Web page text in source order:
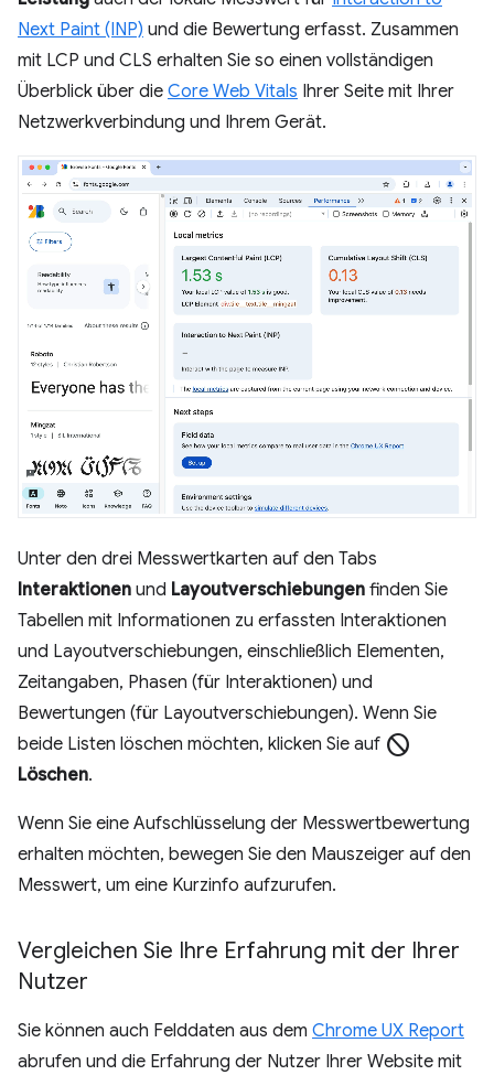
Next Paint (INP) und die Bewertung erfasst. Zusammen
mit LCP und CLS erhalten Sie so einen vollständigen
Überblick über die Core Web Vitals Ihrer Seite mit Ihrer
Netzwerkverbindung und Ihrem Gerät.
Unter den drei Messwertkarten auf den Tabs
Interaktionen und Layoutverschiebungen finden Sie
Tabellen mit Informationen zu erfassten Interaktionen
und Layoutverschiebungen, einschließlich Elementen,
Zeitangaben, Phasen (für Interaktionen) und
Bewertungen (für Layoutverschiebungen). Wenn Sie
beide Listen löschen möchten, klicken Sie auf block
Löschen.
Wenn Sie eine Aufschlüsselung der Messwertbewertung
erhalten möchten, bewegen Sie den Mauszeiger auf den
Messwert, um eine Kurzinfo aufzurufen.
Vergleichen Sie Ihre Erfahrung mit der Ihrer
Nutzer
Sie können auch Felddaten aus dem Chrome UX Report
abrufen und die Erfahrung der Nutzer Ihrer Website mit